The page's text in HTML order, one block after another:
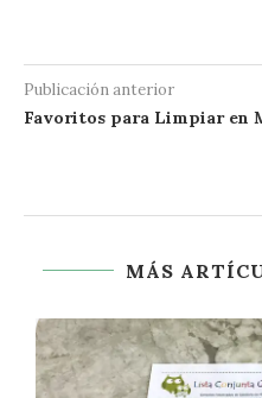
Publicación anterior
Favoritos para Limpiar en
MÁS